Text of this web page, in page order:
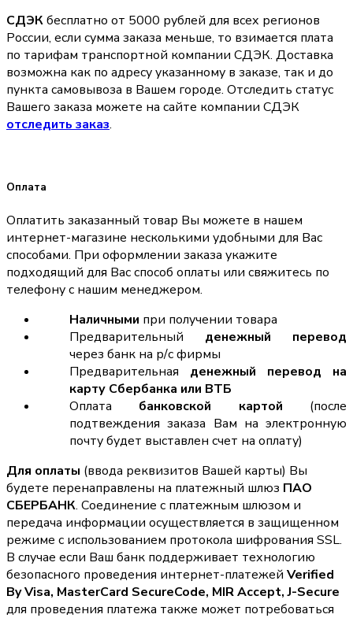
СДЭКбесплатно от 5000 рублей для всех регионов
России, если сумма заказа меньше, то взимается плата
по тарифам транспортной компании СДЭК. Доставка
возможна как по адресу указанному в заказе, так и до
пункта самовывоза в Вашем городе. Отследить статус
Вашего заказа можете на сайте компании СДЭК
отследить заказ.
Оплата
Оплатить заказанный товар Вы можете в нашем
интернет-магазине несколькими удобными для Вас
способами. При оформлении заказа укажите
подходящий для Вас способ оплаты или свяжитесь по
телефону с нашим менеджером.
Наличными при получении товара
Предварительный денежный перевод
через банк на р/с фирмы
Предварительная денежный перевод на
карту Сбербанка или ВТБ
Оплата банковской картой (после
подтвеждения заказа Вам на электронную
почту будет выставлен счет на оплату)
Для оплаты (ввода реквизитов Вашей карты) Вы
будете перенаправлены на платежный шлюз ПАО
СБЕРБАНК. Соединение с платежным шлюзом и
передача информации осуществляется в защищенном
режиме с использованием протокола шифрования SSL.
В случае если Ваш банк поддерживает технологию
безопасного проведения интернет-платежей Verified
By Visa, MasterCard SecureCode, MIR Accept, J-Secure
для проведения платежа также может потребоваться